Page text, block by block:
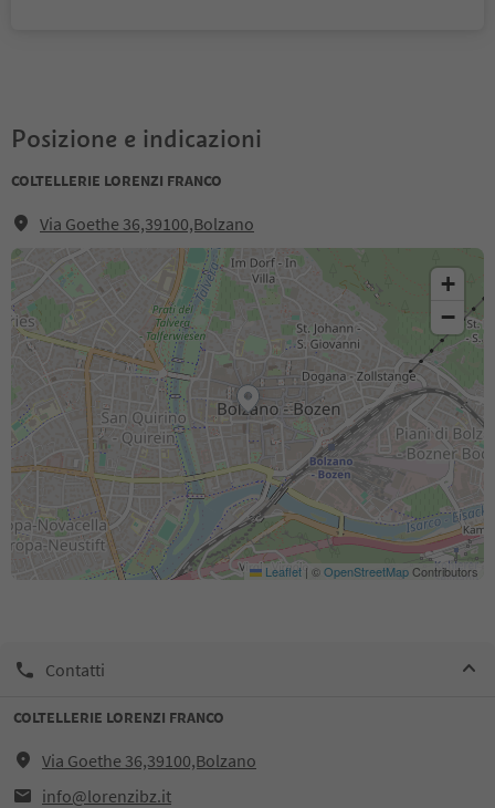
Posizione e indicazioni
COLTELLERIE LORENZI FRANCO
Via Goethe 36,39100,Bolzano
+
−
Leaflet | ©OpenStreetMapContributors
Contatti
COLTELLERIE LORENZI FRANCO
Via Goethe 36,39100,Bolzano
info@lorenzibz.it